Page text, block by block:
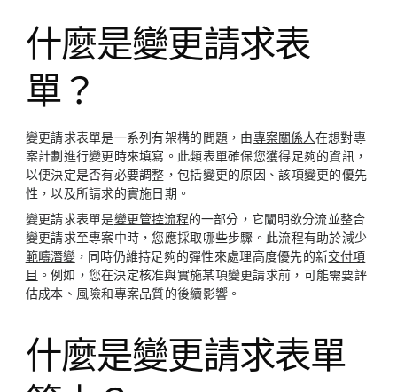
什麼是變更請求表
單？
變更請求表單是一系列有架構的問題，由專案關係人在想對專
案計劃進行變更時來填寫。此類表單確保您獲得足夠的資訊，
以便決定是否有必要調整，包括變更的原因、該項變更的優先
性，以及所請求的實施日期。
變更請求表單是變更管控流程的一部分，它闡明欲分流並整合
變更請求至專案中時，您應採取哪些步驟。此流程有助於減少
範疇潛變，同時仍維持足夠的彈性來處理高度優先的新交付項
目 。例如，您在決定核准與實施某項變更請求前，可能需要評
估成本、風險和專案品質的後續影響。
什麼是變更請求表單